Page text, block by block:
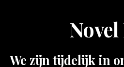
We zijn tijdelijk in